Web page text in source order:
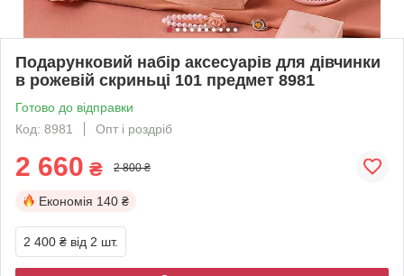
Подарунковий набір аксесуарів для дівчинки
в рожевій скриньці 101 предмет 8981
Готово до відправки
Код: 8981
Опт і роздріб
2 660 ₴ 2 800 ₴
Економія 140 ₴
2 400 ₴ від 2 шт.